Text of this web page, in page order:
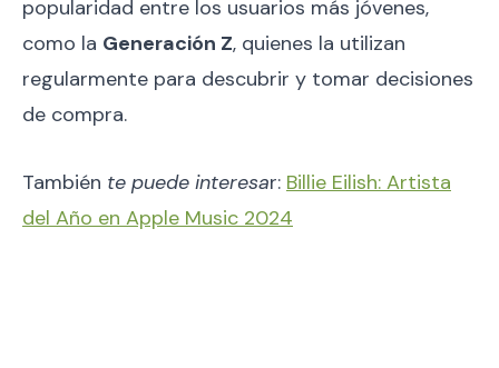
popularidad entre los usuarios más jóvenes,
como la Generación Z, quienes la utilizan
regularmente para descubrir y tomar decisiones
de compra.
También te puede interesar: Billie Eilish: Artista
del Año en Apple Music 2024